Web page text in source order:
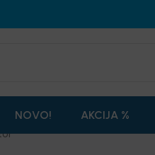
NOVO! AKCIJA %